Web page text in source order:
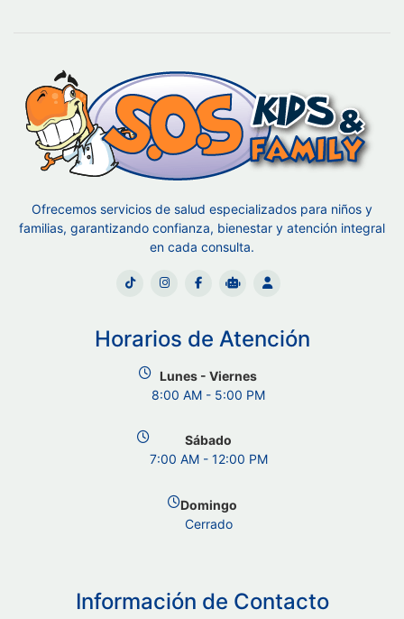
Ofrecemos servicios de salud especializados para niños y
familias, garantizando confianza, bienestar y atención integral
en cada consulta.
Horarios de Atención
Lunes - Viernes
8:00 AM - 5:00 PM
Sábado
7:00 AM - 12:00 PM
Domingo
Cerrado
Información de Contacto